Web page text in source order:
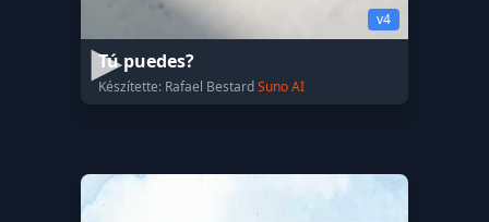
v4
Tú puedes?
Készítette: Rafael BestardSuno AI